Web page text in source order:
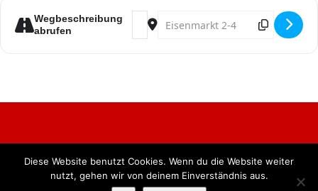
Wegbeschreibung
abrufen
Address - Puppensitzung 2026
Destination Address -
Alle Rechte vorbehalten. BKB Verlag GmbH
Diese Website benutzt Cookies. Wenn du die Website weiter
nutzt, gehen wir von deinem Einverständnis aus.